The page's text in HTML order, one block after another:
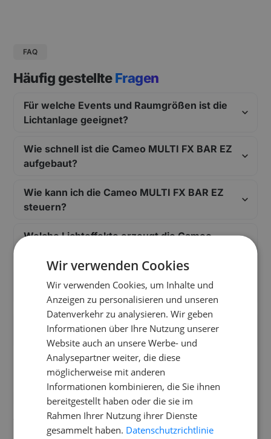
FAQ
Häufig gestellteFragen
Für welche Events und Raumgrößen ist die
Lichtanlage geeignet?
Wie schnell ist die Cameo MULTI FX BAR EZ
aufgebaut?
Wie kann ich die Cameo MULTI FX BAR EZ
steuern?
Welche Lichteffekte erzeugt die Cameo
Was ist alles im Mietpaket der MULTI FX
BAR EZ enthalten?
Passt die Lichtanlage in ein normales Auto
und ist sie leicht zu transportieren?
Standorte
Verfügbar an folgenden Standorten
Wir verwenden Cookies
Wir verwenden Cookies, um Inhalte und
Anzeigen zu personalisieren und unseren
Datenverkehr zu analysieren. Wir geben
Informationen über Ihre Nutzung unserer
Website auch an unsere Werbe- und
Analysepartner weiter, die diese
möglicherweise mit anderen
Informationen kombinieren, die Sie ihnen
bereitgestellt haben oder die sie im
Rahmen Ihrer Nutzung ihrer Dienste
gesammelt haben. Datenschutzrichtlinie